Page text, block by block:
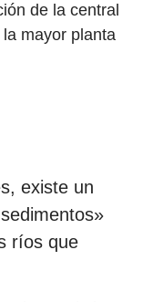
de la central
mayor planta
existe un
ríos que